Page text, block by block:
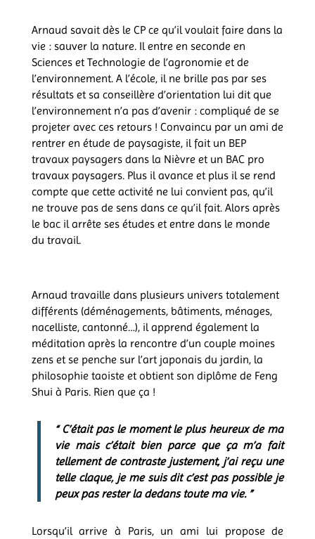
Arnaud savait dès le CP ce qu’il voulait faire dans la
vie : sauver la nature. Il entre en seconde en
Sciences et Technologie de l’agronomie et de
l’environnement. A l’école, il ne brille pas par ses
résultats et sa conseillère d’orientation lui dit que
l’environnement n’a pas d’avenir : compliqué de se
projeter avec ces retours ! Convaincu par un ami de
rentrer en étude de paysagiste, il fait un BEP
travaux paysagers dans la Nièvre et un BAC pro
travaux paysagers. Plus il avance et plus il se rend
compte que cette activité ne lui convient pas, qu’il
ne trouve pas de sens dans ce qu’il fait. Alors après
le bac il arrête ses études et entre dans le monde
du travail.
Arnaud travaille dans plusieurs univers totalement
différents (déménagements, bâtiments, ménages,
nacelliste, cantonné…), il apprend également la
méditation après la rencontre d’un couple moines
zens et se penche sur l’art japonais du jardin, la
philosophie taoiste et obtient son diplôme de Feng
Shui à Paris. Rien que ça !
“ C’était pas le moment le plus heureux de ma
vie mais c’était bien parce que ça m’a fait
tellement de contraste justement, j’ai reçu une
telle claque, je me suis dit c’est pas possible je
peux pas rester la dedans toute ma vie. ”
Lorsqu’il arrive à Paris, un ami lui propose de